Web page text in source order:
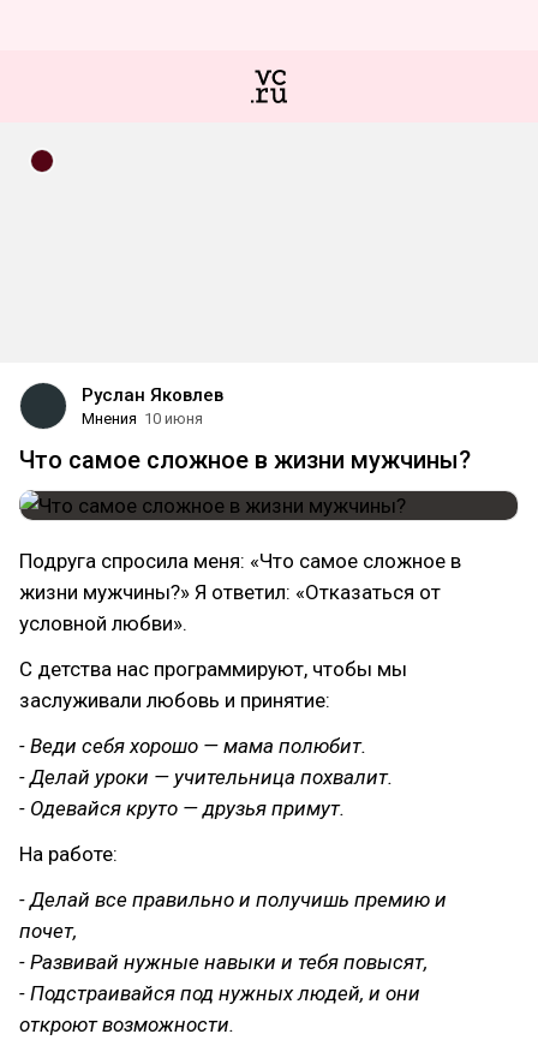
Руслан Яковлев
Мнения 10 июня
Что самое сложное в жизни мужчины?
Подруга спросила меня: «Что самое сложное в
жизни мужчины?» Я ответил: «Отказаться от
условной любви».
С детства нас программируют, чтобы мы
заслуживали любовь и принятие:
- Веди себя хорошо — мама полюбит.
- Делай уроки — учительница похвалит.
- Одевайся круто — друзья примут.
На работе:
- Делай все правильно и получишь премию и
почет,
- Развивай нужные навыки и тебя повысят,
- Подстраивайся под нужных людей, и они
откроют возможности.